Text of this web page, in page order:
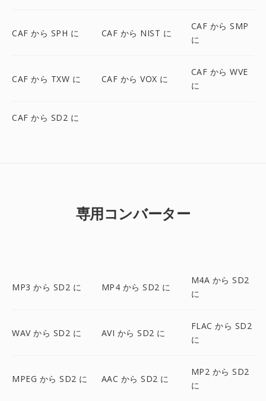
CAF から SPH に CAF から NIST に
CAF から SMP
に
CAF から TXW に CAF から VOX に
CAF から WVE
に
CAF から SD2 に
専用コンバーター
MP3 から SD2 に MP4 から SD2 に
M4A から SD2
に
WAV から SD2 に AVI から SD2 に
FLAC から SD2
に
MPEG から SD2 に AAC から SD2 に
MP2 から SD2
に